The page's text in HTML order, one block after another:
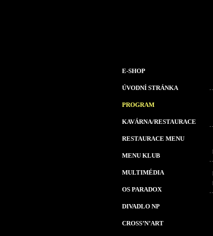
E-SHOP
ÚVODNÍ STRÁNKA
PROGRAM
KAVÁRNA/RESTAURACE
RESTAURACE MENU
MENU KLUB
MULTIMÉDIA
OS PARADOX
DIVADLO NP
CROSS’N’ART